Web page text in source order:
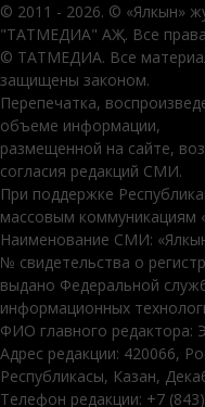
© 2011 - 2026. © «Ялкын»
"ТАТМЕДИА" АҖ. Все
© ТАТМЕДИА. Все
защищены законом.
Перепечатка,
объеме информации,
размещенной на сайте,
согласия редакций СМИ.
При поддержке
массовым
Наименование СМИ:
№ свидетельства о
выдано Федеральной
информационных
ФИО главного редактора:
Адрес редакции: 420066,
Республикасы, Казан,
Телефон редакции: +7